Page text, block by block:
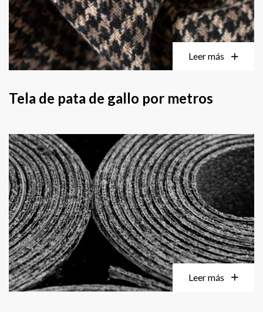
Leer más
Tela de pata de gallo por metros
Leer más